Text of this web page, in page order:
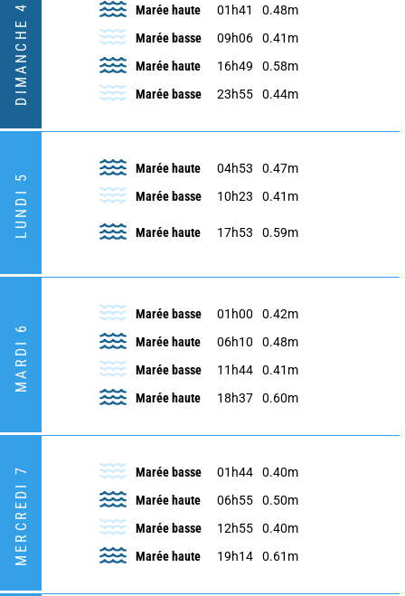
DIMANCHE 4 Marée haute 01h41
0.48m
Marée basse
09h06
0.41m
Marée haute
16h49
0.58m
Marée basse
23h55 0.44m
LUNDI 5
Marée haute 04h53
0.47m
Marée basse
10h23 0.41m
Marée haute 17h53 0.59m
MARDI 6
Marée basse 01h00
0.42m
Marée haute
06h10
0.48m
Marée basse
11h44
0.41m
Marée haute
18h37 0.60m
MERCREDI 7 Marée basse 01h44
0.40m
Marée haute
06h55
0.50m
Marée basse
12h55
0.40m
Marée haute
19h14 0.61m